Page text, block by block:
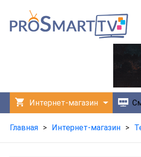
Интернет-магазин
Технологии
Главная > Интернет-магазин >